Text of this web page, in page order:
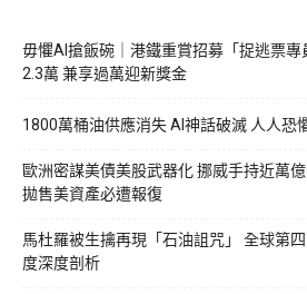
毋懼AI搶飯碗｜港鐵重賞招募「捉逃票
2.3萬 兼享過萬迎新獎金
1800萬桶油供應消失 AI神話破滅 人人恐
歐洲密謀美債美股武器化 挪威手持近萬
拋售美資產必遭報復
馬杜羅被生擒再現「石油詛咒」 全球第
度深度剖析